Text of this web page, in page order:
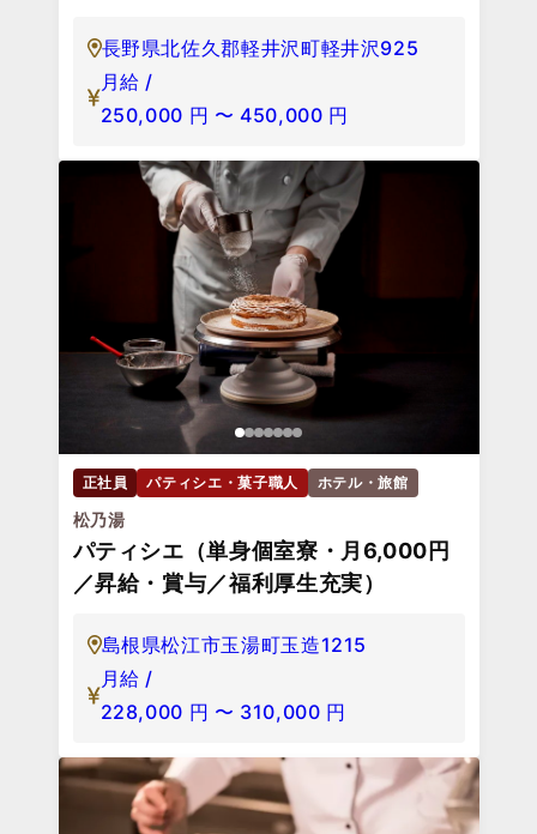
長野県北佐久郡軽井沢町軽井沢925
月給 /
250,000 円 〜 450,000 円
正社員 パティシエ・菓子職人 ホテル・旅館
松乃湯
パティシエ（単身個室寮・月6,000円
／昇給・賞与／福利厚生充実）
島根県松江市玉湯町玉造1215
月給 /
228,000 円 〜 310,000 円